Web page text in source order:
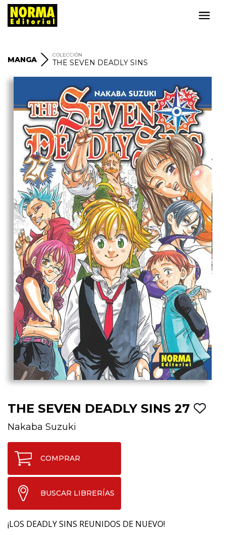
MANGA
COLECCIÓN
THE SEVEN DEADLY SINS
THE SEVEN DEADLY SINS 27
Nakaba Suzuki
COMPRAR
BUSCAR LIBRERÍAS
¡LOS DEADLY SINS REUNIDOS DE NUEVO!